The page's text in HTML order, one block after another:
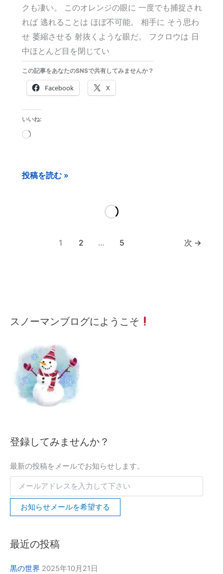
クも凄い。 このオレンジの眼に 一度でも捕捉され
れば 逃れることは ほぼ不可能。 相手に そう思わ
せ 萎縮させる 射抜くような眼だ。 フクロウは 日
中ほとんど目を閉じてい
この記事をあなたのSNSで共有してみませんか？
Facebook X
いいね:
読
み
投稿を読む »
1 2 … 5 次 →
スノーマンブログにようこそ
登録してみませんか？
最新の投稿をメールでお知らせします。
メ
ー
を
下
さ
お知らせメールを希望する
最近の投稿
黒の世界 2025年10月21日
月
間
カ
テ